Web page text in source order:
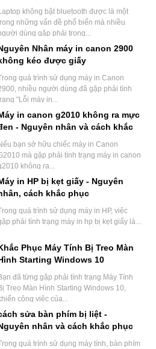
không bật bluetooth được là một
những vấn đề phổ biến mà nhiều
dùng gặp phải trong...
Nhân máy in canon 2900
kéo được giấy
quá trình sử dụng máy in Canon
nhiều người dùng đã gặp phải tình
"Lỗi máy in...
in canon g2010 không ra mực
- Nguyên nhân và cách khắc
phục
bạn sở hữu chiếc máy in Canon
mà gặp phải tình trạng máy in canon
không ra...
in HP bị kẹt giấy - Nguyên
cách khắc phục
quá trình sử dụng máy in HP, việc
phải tình trạng máy in hp bị kẹt giấy là...
Phục Máy Tính Bị Treo Màn
Starting Windows 10
đã từng gặp phải tình trạng Máy Tính
Treo Màn Hình Starting Windows 10,
công việc của...
sửa bàn phím bị liệt -
nhân và cách khắc phục
hiệu quả
quá trình sử dụng máy tính, bàn phím